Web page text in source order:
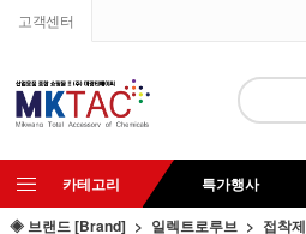
고객센터
카테고리 특가행사
◈ 브랜드 [Brand]
일렉트로루브 접착제